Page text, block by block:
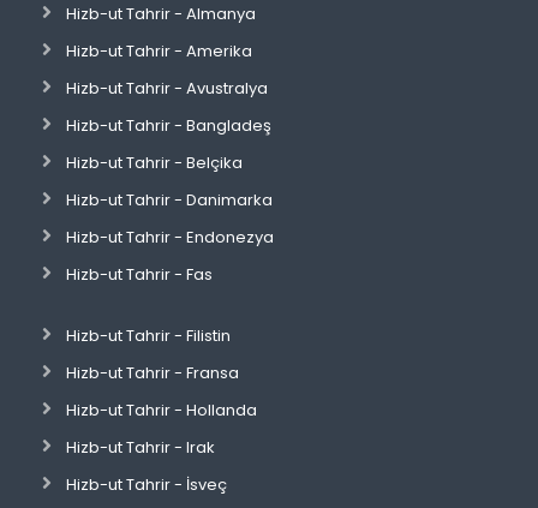
Hizb-ut Tahrir - Almanya
Hizb-ut Tahrir - Amerika
Hizb-ut Tahrir - Avustralya
Hizb-ut Tahrir - Bangladeş
Hizb-ut Tahrir - Belçika
Hizb-ut Tahrir - Danimarka
Hizb-ut Tahrir - Endonezya
Hizb-ut Tahrir - Fas
Hizb-ut Tahrir - Filistin
Hizb-ut Tahrir - Fransa
Hizb-ut Tahrir - Hollanda
Hizb-ut Tahrir - Irak
Hizb-ut Tahrir - İsveç